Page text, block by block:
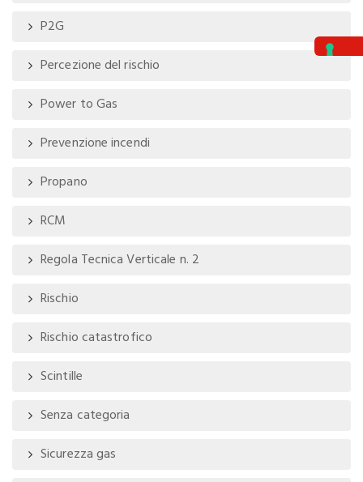
P2G
Percezione del rischio
Power to Gas
Prevenzione incendi
Propano
RCM
Regola Tecnica Verticale n. 2
Rischio
Rischio catastrofico
Scintille
Senza categoria
Sicurezza gas